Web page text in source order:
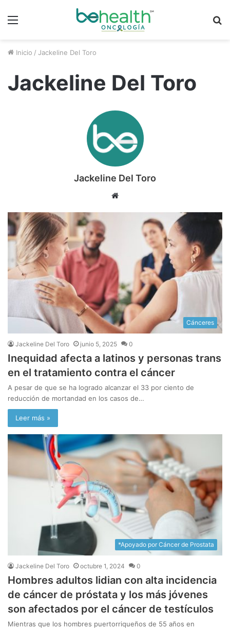
Inicio / Jackeline Del Toro
Jackeline Del Toro
Jackeline Del Toro
e
b
Cánceres
Jackeline Del Toro junio 5, 2025 0
Inequidad afecta a latinos y personas trans
en el tratamiento contra el cáncer
A pesar de que se ha logrado alcanzar el 33 por ciento de
reducción de mortandad en los casos de…
Leer más »
*Apoyado por Cáncer de Prostata
Jackeline Del Toro octubre 1, 2024 0
Hombres adultos lidian con alta incidencia
de cáncer de próstata y los más jóvenes
son afectados por el cáncer de testículos
Mientras que los hombres puertorriqueños de 55 años en